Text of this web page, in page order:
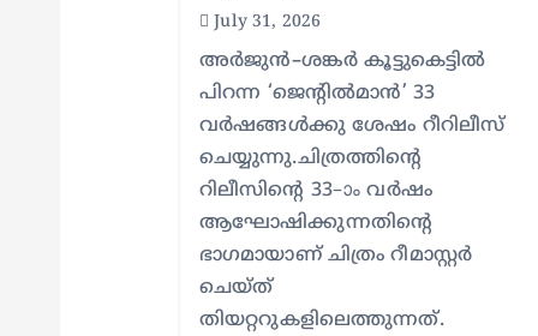
July 31, 2026
അർജുൻ–ശങ്കർ കൂട്ടുകെട്ടിൽ
പിറന്ന ‘ജെന്റിൽമാൻ’ 33
വർഷങ്ങൾക്കു ശേഷം റീറിലീസ്
ചെയ്യുന്നു.ചിത്രത്തിന്റെ
റിലീസിന്റെ 33–ാം വർഷം
ആഘോഷിക്കുന്നതിന്റെ
ഭാഗമായാണ് ചിത്രം റീമാസ്റ്റർ
ചെയ്ത്
തിയറ്ററുകളിലെത്തുന്നത്.